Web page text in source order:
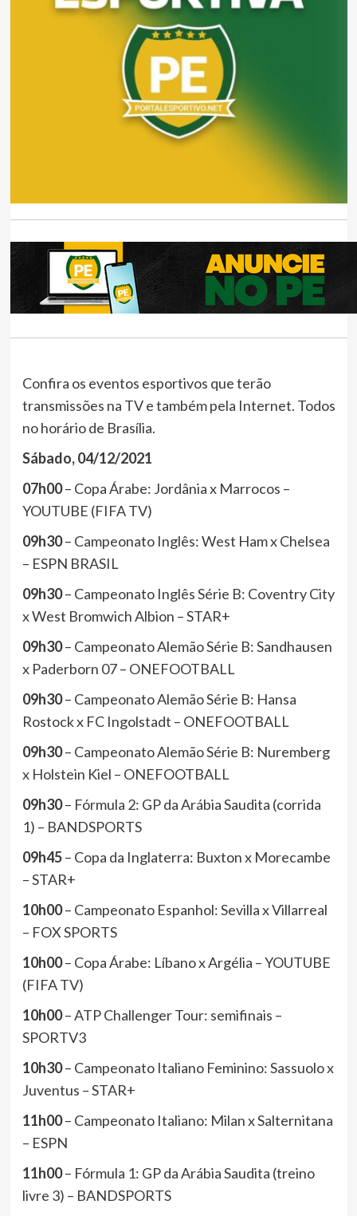
Confira os eventos esportivos que terão
transmissões na TV e também pela Internet. Todos
no horário de Brasília.
Sábado, 04/12/2021
07h00– Copa Árabe: Jordânia x Marrocos –
YOUTUBE (FIFA TV)
09h30– Campeonato Inglês: West Ham x Chelsea
– ESPN BRASIL
09h30– Campeonato Inglês Série B: Coventry City
x West Bromwich Albion – STAR+
09h30– Campeonato Alemão Série B: Sandhausen
x Paderborn 07 – ONEFOOTBALL
09h30– Campeonato Alemão Série B: Hansa
Rostock x FC Ingolstadt – ONEFOOTBALL
09h30– Campeonato Alemão Série B: Nuremberg
x Holstein Kiel – ONEFOOTBALL
09h30– Fórmula 2: GP da Arábia Saudita (corrida
1) – BANDSPORTS
09h45– Copa da Inglaterra: Buxton x Morecambe
– STAR+
10h00– Campeonato Espanhol: Sevilla x Villarreal
– FOX SPORTS
10h00– Copa Árabe: Líbano x Argélia – YOUTUBE
(FIFA TV)
10h00– ATP Challenger Tour: semifinais –
SPORTV3
10h30– Campeonato Italiano Feminino: Sassuolo x
Juventus – STAR+
11h00– Campeonato Italiano: Milan x Salternitana
– ESPN
11h00– Fórmula 1: GP da Arábia Saudita (treino
livre 3) – BANDSPORTS